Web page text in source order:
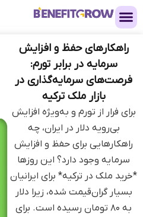
راهکارهای حفظ و افزایش
سرمایه در برابر تورم:
فرصت‌های سرمایه‌گذاری در
بازار ملک ترکیه
برای فرار از تورم و به‌ویژه افزایش
بی‌رویه دلار در ایران، چه
راهکارهایی برای حفظ و افزایش
سرمایه وجود دارد؟ این روزها
*خرید ملک در ترکیه* برای ایرانیان
بسیار گران‌قیمت شده، زیرا دلار
به ۸۰ تومان رسیده است. برای